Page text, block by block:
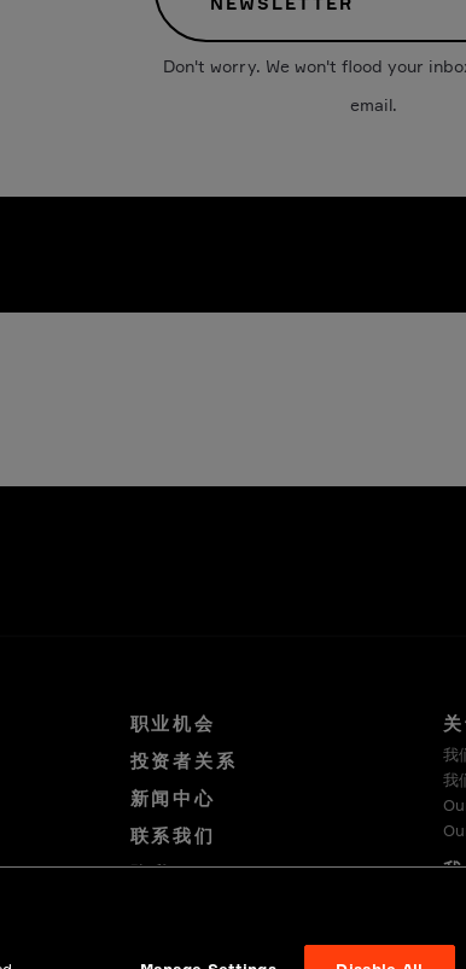
Don't worry. We won't flood your
email.
职业机会
投资者关系
新闻中心
联系我们
隐私
我
我